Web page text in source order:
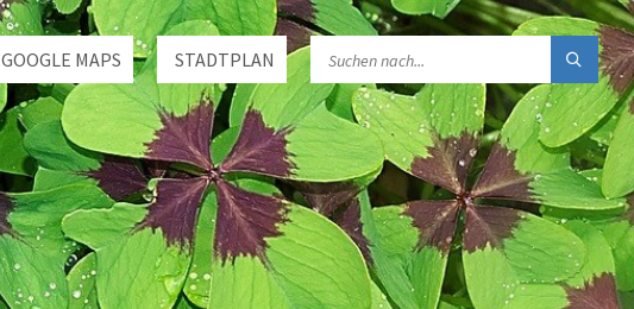
STADTPLAN
GOOGLE MAPS